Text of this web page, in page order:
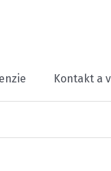
Kontakt a